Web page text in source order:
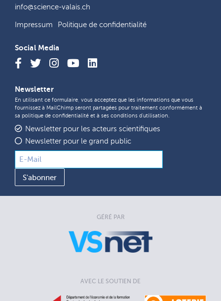
info@science-valais.ch
Impressum Politique de confidentialité
Social Media
Newsletter
En utilisant ce formulaire, vous acceptez que les informations que vous
fournissez à MailChimp seront partagées pour traitement conformément à
sa politique de confidentialité et à ses conditions d'utilisation.
Newsletter pour les acteurs scientifiques
Newsletter pour le grand public
GÉRÉ PAR
AVEC LE SOUTIEN DE